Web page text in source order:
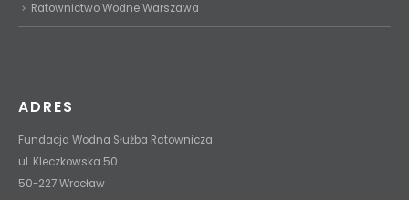
Ratownictwo Wodne Warszawa
ADRES
Fundacja Wodna Służba Ratownicza
ul. Kleczkowska 50
50-227 Wrocław